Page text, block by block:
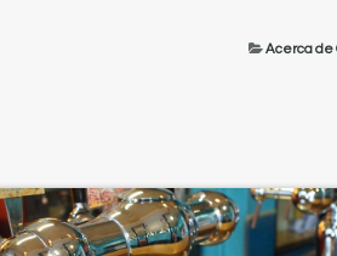
Acerca de